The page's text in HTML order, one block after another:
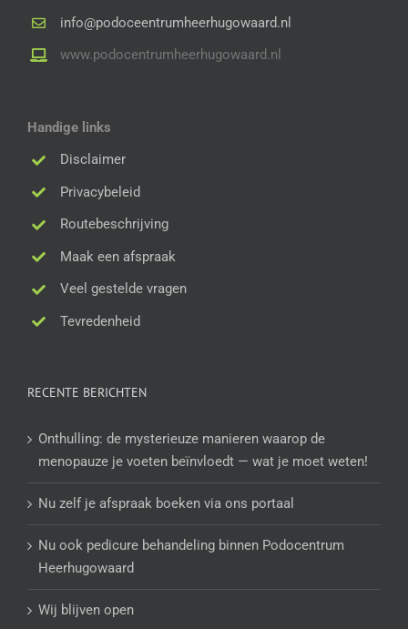
info@podoceentrumheerhugowaard.nl
www.podocentrumheerhugowaard.nl
Handige links
Disclaimer
Privacybeleid
Routebeschrijving
Maak een afspraak
Veel gestelde vragen
Tevredenheid
RECENTE BERICHTEN
Onthulling: de mysterieuze manieren waarop de
menopauze je voeten beïnvloedt — wat je moet weten!
Nu zelf je afspraak boeken via ons portaal
Nu ook pedicure behandeling binnen Podocentrum
Heerhugowaard
Wij blijven open